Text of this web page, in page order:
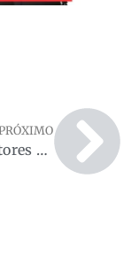
Agricultores de Pimenta Bueno agradecem ao deputado Jean Mendonça por implementos agrícolas